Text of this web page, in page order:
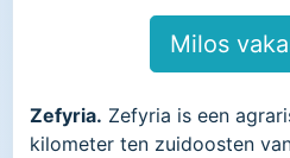
Milos
Zefyria. Zefyria is een
kilometer ten zuidoosten